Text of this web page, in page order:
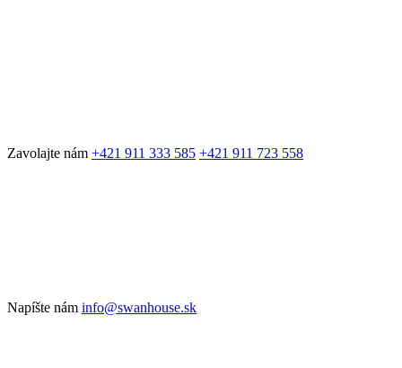
Zavolajte nám +421 911 333 585 +421 911 723 558
Napíšte nám info@swanhouse.sk